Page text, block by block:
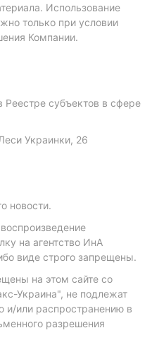
Использование
только при условии
Компании.
субъектов в сфере
Украинки, 26
новости.
на агентство ИнА
виде строго запрещены.
на этом сайте со
Украина", не подлежат
и/или распространению в
разрешения